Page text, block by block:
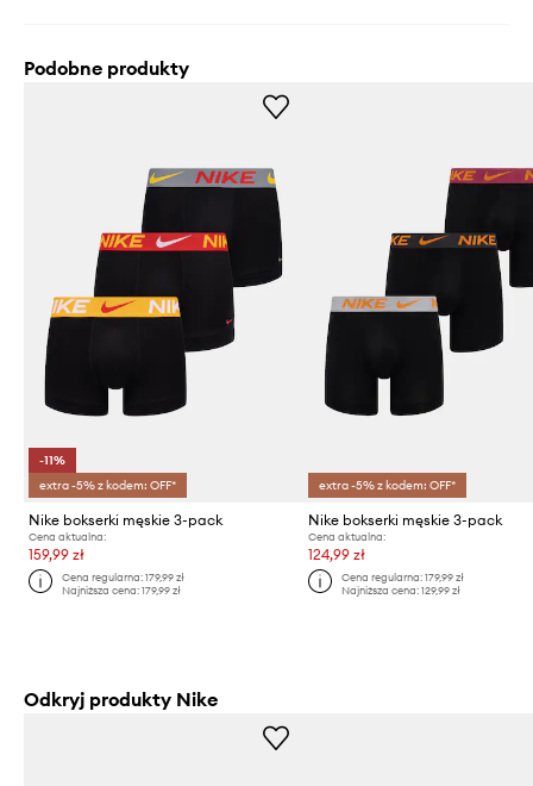
Podobne produkty
-11%
extra -5% z kodem: OFF*
Nike bokserki męskie 3-pack
Cena aktualna:
159,99 zł
Cena regularna:179,99 zł
Najniższa cena:179,99 zł
extra -5% z kodem: OFF*
Nike bokserki męskie 3-pack
Cena aktualna:
124,99 zł
Cena regularna: 179,99 zł
Najniższa cena: 129,99 zł
Odkryj produkty Nike